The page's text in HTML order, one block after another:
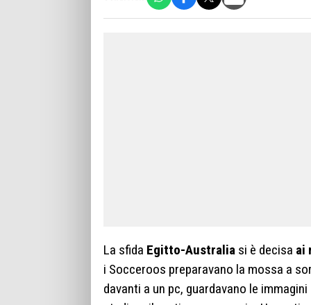
La sfida Egitto-Australia si è decisa ai
i Socceroos preparavano la mossa a
davanti a un pc, guardavano le